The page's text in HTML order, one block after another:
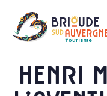
Henri